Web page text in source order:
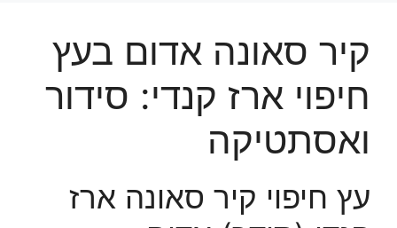
קיר סאונה אדום בעץ
חיפוי ארז קנדי: סידור
ואסתטיקה
עץ חיפוי קיר סאונה ארז